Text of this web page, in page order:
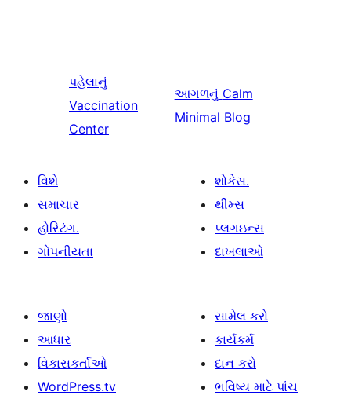
પહેલાનું
Vaccination
Center
આગળનું Calm
Minimal Blog
વિશે
સમાચાર
હોસ્ટિંગ.
ગોપનીયતા
શોકેસ.
થીમ્સ
પ્લગઇન્સ
દાખલાઓ
જાણો
આધાર
વિકાસકર્તાઓ
WordPress.tv
સામેલ કરો
કાર્યકર્મ
દાન કરો
ભવિષ્ય માટે પાંચ